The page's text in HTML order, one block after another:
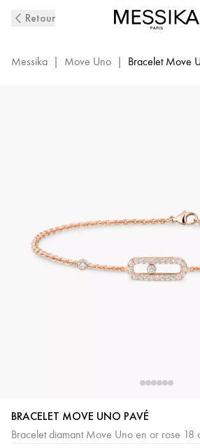
Move
Or
Retour
Messika | Move Uno | Bracelet Move
BRACELET MOVE UNO PAVÉ
Bracelet diamant Move Uno en or rose 18
Or
Rose
Or